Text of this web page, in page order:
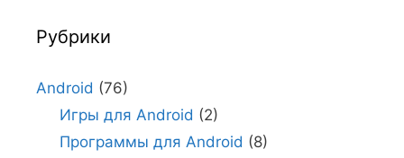
Рубрики
Android (76)
Игры для Android (2)
Программы для Android (8)